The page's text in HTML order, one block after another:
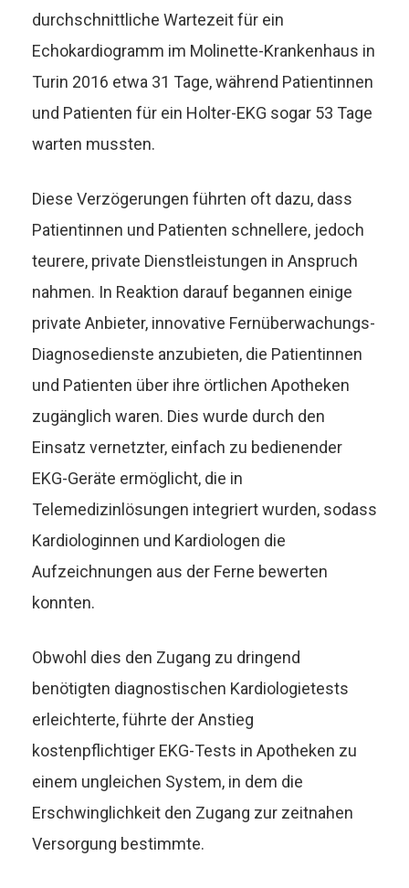
durchschnittliche Wartezeit für ein
Echokardiogramm im Molinette-Krankenhaus in
Turin 2016 etwa 31 Tage, während Patientinnen
und Patienten für ein Holter-EKG sogar 53 Tage
warten mussten.
Diese Verzögerungen führten oft dazu, dass
Patientinnen und Patienten schnellere, jedoch
teurere, private Dienstleistungen in Anspruch
nahmen. In Reaktion darauf begannen einige
private Anbieter, innovative Fernüberwachungs-
Diagnosedienste anzubieten, die Patientinnen
und Patienten über ihre örtlichen Apotheken
zugänglich waren. Dies wurde durch den
Einsatz vernetzter, einfach zu bedienender
EKG-Geräte ermöglicht, die in
Telemedizinlösungen integriert wurden, sodass
Kardiologinnen und Kardiologen die
Aufzeichnungen aus der Ferne bewerten
konnten.
Obwohl dies den Zugang zu dringend
benötigten diagnostischen Kardiologietests
erleichterte, führte der Anstieg
kostenpflichtiger EKG-Tests in Apotheken zu
einem ungleichen System, in dem die
Erschwinglichkeit den Zugang zur zeitnahen
Versorgung bestimmte.